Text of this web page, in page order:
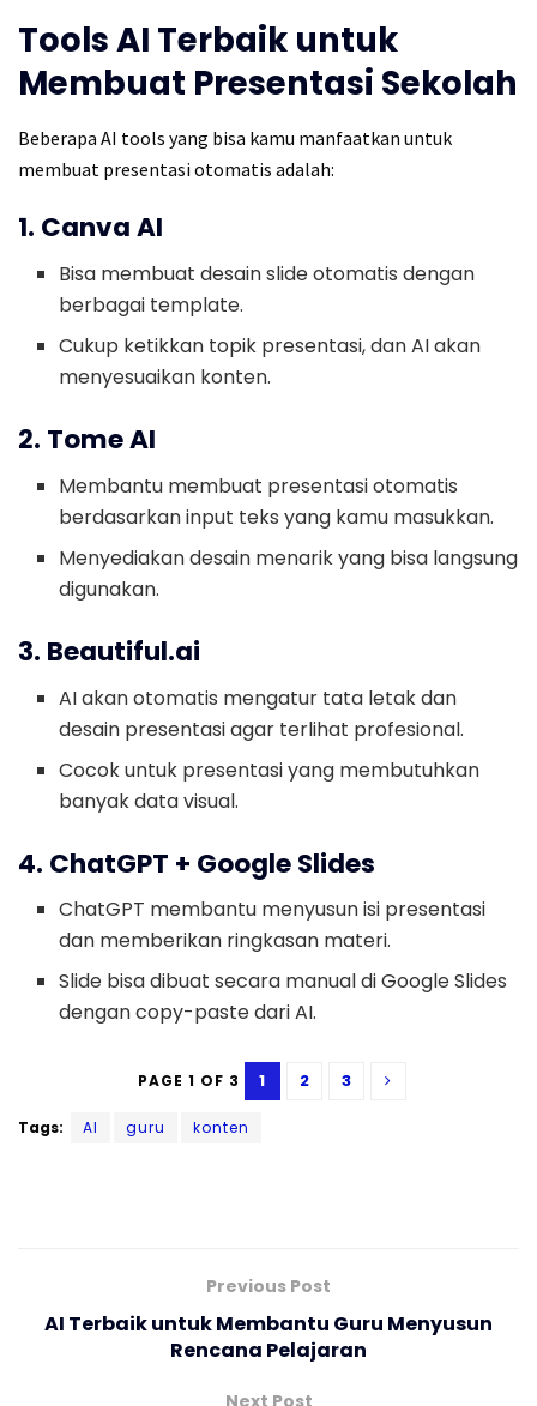
Tools AI Terbaik untuk
Membuat Presentasi Sekolah
Beberapa AI tools yang bisa kamu manfaatkan untuk
membuat presentasi otomatis adalah:
1. Canva AI
Bisa membuat desain slide otomatis dengan
berbagai template.
Cukup ketikkan topik presentasi, dan AI akan
menyesuaikan konten.
2. Tome AI
Membantu membuat presentasi otomatis
berdasarkan input teks yang kamu masukkan.
Menyediakan desain menarik yang bisa langsung
digunakan.
3. Beautiful.ai
AI akan otomatis mengatur tata letak dan
desain presentasi agar terlihat profesional.
Cocok untuk presentasi yang membutuhkan
banyak data visual.
4. ChatGPT + Google Slides
ChatGPT membantu menyusun isi presentasi
dan memberikan ringkasan materi.
Slide bisa dibuat secara manual di Google Slides
dengan copy-paste dari AI.
PAGE 1 OF 3 1 2 3
Tags: AI guru konten
Previous Post
AI Terbaik untuk Membantu Guru Menyusun
Rencana Pelajaran